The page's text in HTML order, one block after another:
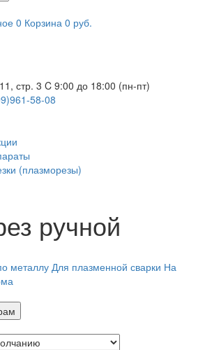
0 Корзина 0 руб.
стр. 3 C 9:00 до 18:00 (пн-пт)
58-08
(плазморезы)
ручной
металлу Для плазменной сварки На